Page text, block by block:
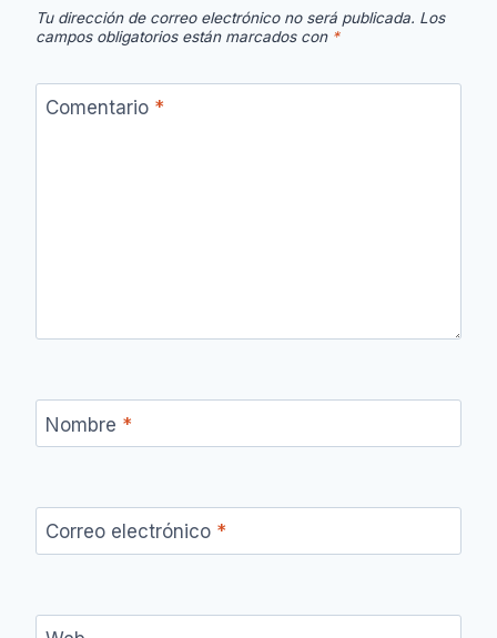
Tu dirección de correo electrónico no será publicada. Los
campos obligatorios están marcados con *
Comentario *
Nombre *
Correo electrónico *